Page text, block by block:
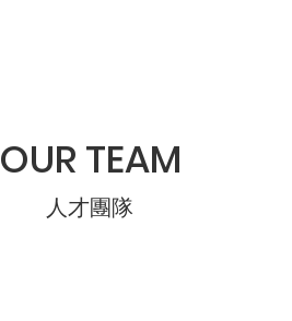
OUR TEAM
人才團隊